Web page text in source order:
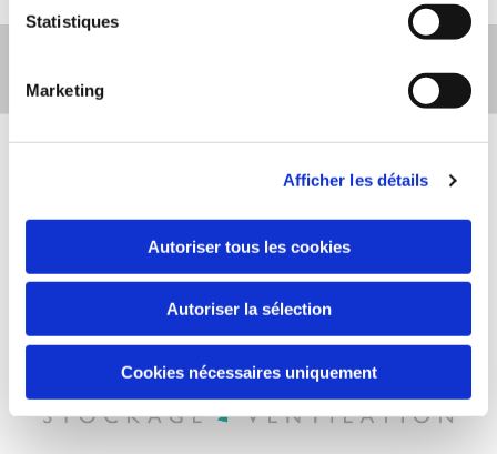
Statistiques
Marketing
Afficher les détails
Autoriser tous les cookies
Autoriser la sélection
Cookies nécessaires uniquement